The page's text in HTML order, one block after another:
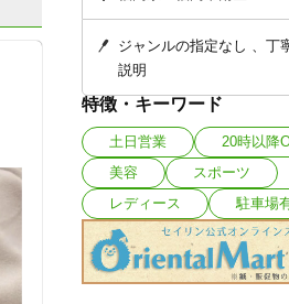
ジャンルの指定なし
丁
説明
特徴・キーワード
土日営業
20時以降
美容
スポーツ
レディース
駐車場